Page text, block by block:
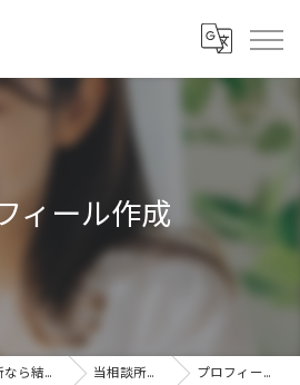
ィール作成
オンラインの結婚相談所なら結婚相談所ユノ 当相談所の特徴 プロフィール作成